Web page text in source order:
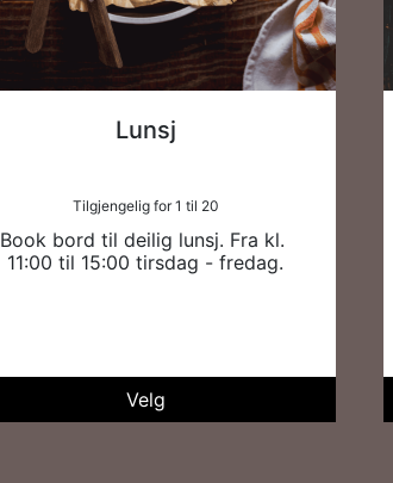
Lunsj
Tilgjengelig for 1 til 20
Book bord til deilig lunsj. Fra kl.
11:00 til 15:00 tirsdag - fredag.
Velg